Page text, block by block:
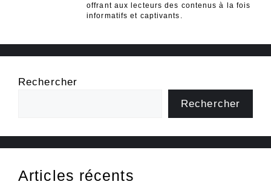
offrant aux lecteurs des contenus à la fois
informatifs et captivants.
Rechercher
Rechercher
Articles récents